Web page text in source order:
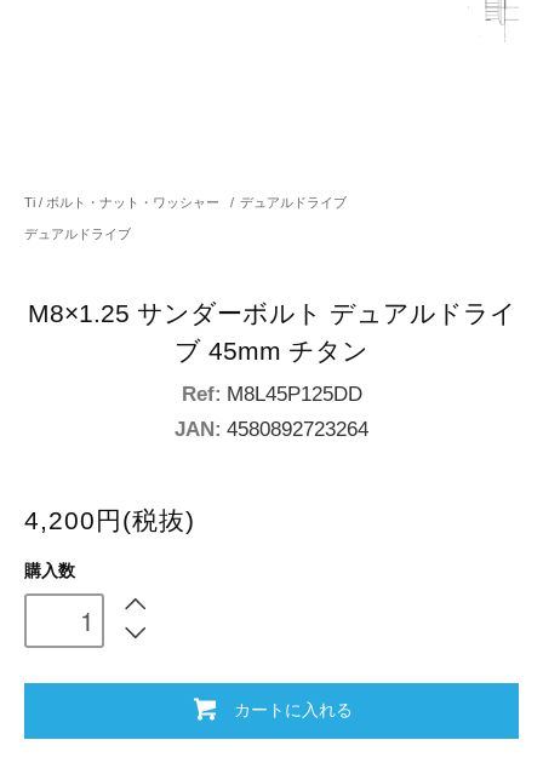
Ti / ボルト・ナット・ワッシャー / デュアルドライブ
デュアルドライブ
M8×1.25 サンダーボルト デュアルドライ
ブ 45mm チタン
Ref: M8L45P125DD
JAN: 4580892723264
4,200円(税抜)
購入数
カートに入れる